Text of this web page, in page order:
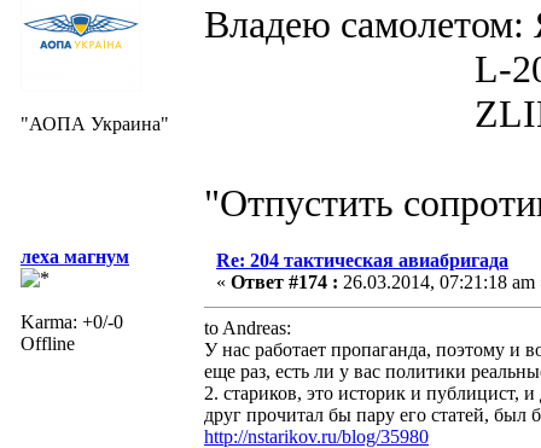
"АОПА Украина"
Владею
L-200D
ZLIN 526
"Отпустить
леха магнум
Karma: +0/-0
Offline
Re: 204 тактическая авиабригада
« Ответ #174 : 26.03.2014, 07:21:18 am
to Andreas:
У нас работает пропаганда, поэтому и
еще раз, есть ли у вас политики
2. стариков, это историк и публицист,
друг прочитал бы пару его статей, был
http://nstarikov.ru/blog/35980